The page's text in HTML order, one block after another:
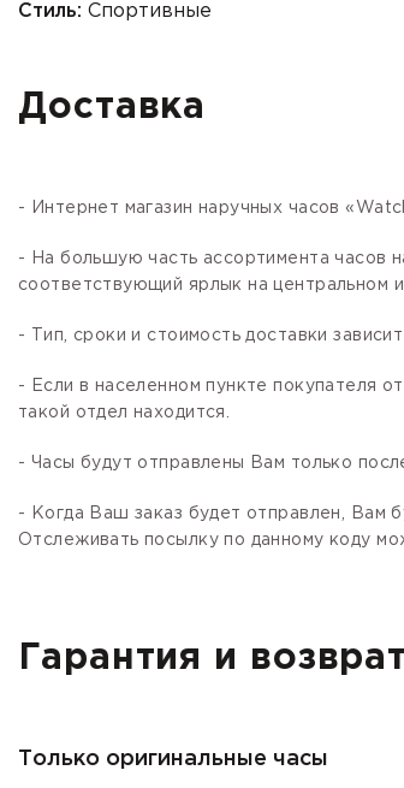
Стиль: Спортивные
Доставка
- Интернет магазин наручных часов
- На большую часть ассортимента часов
соответствующий ярлык на центральном
- Тип, сроки и стоимость доставки
- Если в населенном пункте покупателя
такой отдел находится.
- Часы будут отправлены Вам только
- Когда Ваш заказ будет отправлен, Вам
Отслеживать посылку по данному коду
Гарантия и возврат
Только оригинальные часы